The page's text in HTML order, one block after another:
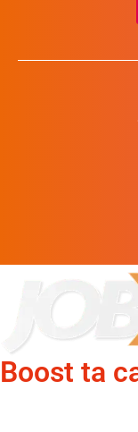
Boost ta